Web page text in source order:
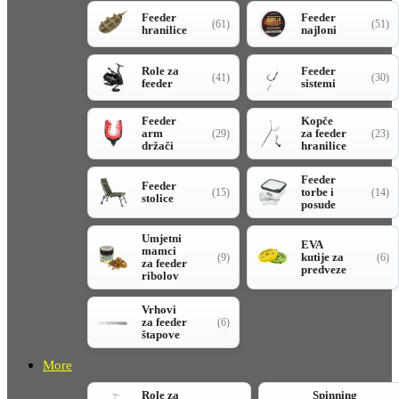
Feeder
hranilice
(61)
Feeder
najloni
(51)
Role za
feeder
(41)
Feeder
sistemi
(30)
Feeder
arm
držači
(29)
Kopče
za feeder
hranilice
(23)
Feeder
stolice
(15)
Feeder
torbe i
posude
(14)
Umjetni
mamci
za feeder
ribolov
(9)
EVA
kutije za
predveze
(6)
Vrhovi
za feeder
štapove
(6)
More
Role za
Spinning